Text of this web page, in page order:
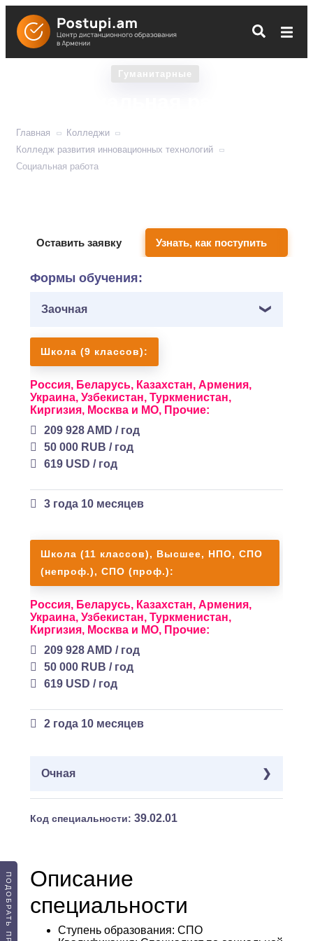
Гуманитарные
Главная
Колледжи
Колледж развития инновационных технологий
Социальная работа
Оставить заявку Узнать, как поступить
Формы обучения:
Заочная
Школа (9 классов):
Россия, Беларусь, Казахстан, Армения,
Украина, Узбекистан, Туркменистан,
Киргизия, Москва и МО, Прочие:
209 928 AMD / год
50 000 RUB / год
619 USD / год
3 года 10 месяцев
Школа (11 классов), Высшее, НПО, СПО
(непроф.), СПО (проф.):
Россия, Беларусь, Казахстан, Армения,
Украина, Узбекистан, Туркменистан,
Киргизия, Москва и МО, Прочие:
209 928 AMD / год
50 000 RUB / год
619 USD / год
2 года 10 месяцев
Очная
Школа (9 классов):
Киргизия,Москва и МО,
75 000 RUB / год
928 USD / год
Код специальности: 39.02.01
Описание
специальности
Ступень образования: СПО